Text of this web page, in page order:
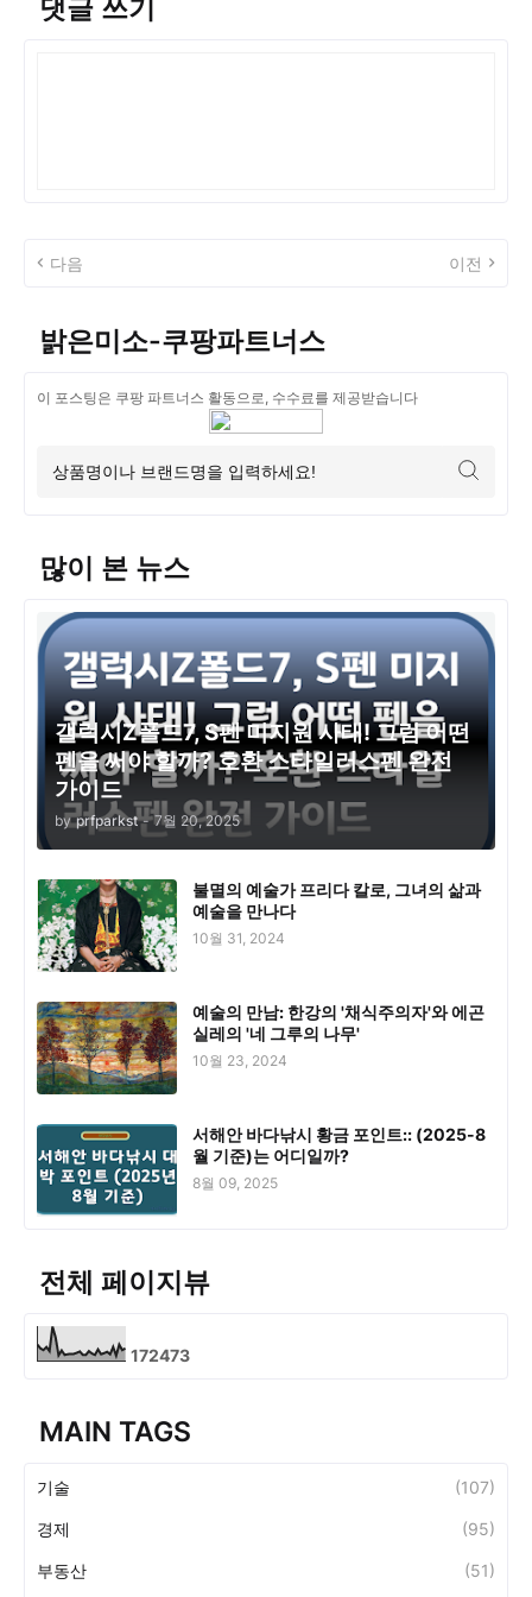
댓글 쓰기
다음 이전
밝은미소-쿠팡파트너스
이 포스팅은 쿠팡 파트너스 활동으로, 수수료를 제공받습니다
많이 본 뉴스
갤럭시Z폴드7, S펜 미지원 사태! 그럼 어떤
펜을 써야 할까? 호환 스타일러스펜 완전
가이드
by prfparkst - 7월 20, 2025
불멸의 예술가 프리다 칼로, 그녀의 삶과
예술을 만나다
10월 31, 2024
예술의 만남: 한강의 '채식주의자'와 에곤
실레의 '네 그루의 나무'
10월 23, 2024
서해안 바다낚시 황금 포인트:: (2025-8
월 기준)는 어디일까?
8월 09, 2025
전체 페이지뷰
172473
MAIN TAGS
기술 (107)
경제 (95)
부동산 (51)